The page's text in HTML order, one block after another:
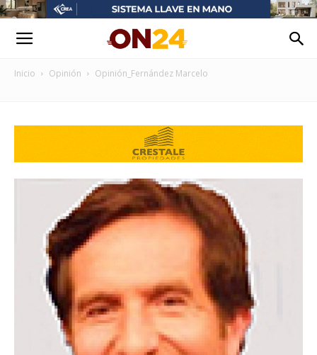
Inicio Opinión Opinión_Fernández Marcelo